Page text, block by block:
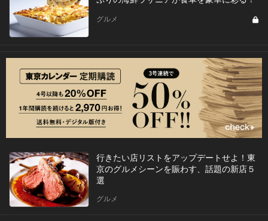
グルメ
行きたい店リストをアップデートせよ！東
京のグルメシーンを賑わす、話題の新店５
選
グルメ